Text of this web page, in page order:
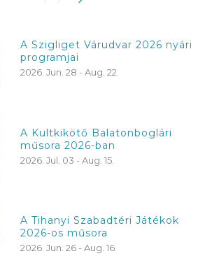
A Szigliget Várudvar 2026 nyári
programjai
2026. Jun. 28 - Aug. 22.
A Kultkikötő Balatonboglári
műsora 2026-ban
2026. Jul. 03 - Aug. 15.
A Tihanyi Szabadtéri Játékok
2026-os műsora
2026. Jun. 26 - Aug. 16.